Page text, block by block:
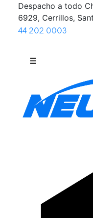
Saltar al contenido
Despacho a todo
6929, Cerrillos,
44 202 0003
☰